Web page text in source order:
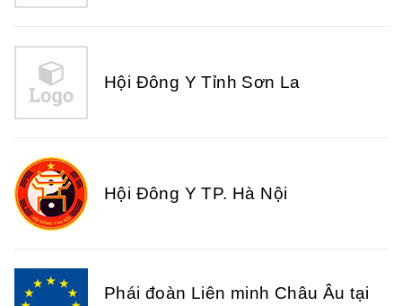
Hội Đông Y Tỉnh Sơn La
Hội Đông Y TP. Hà Nội
Phái đoàn Liên minh Châu Âu tại